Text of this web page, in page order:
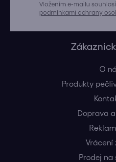
Vložením e-mailu
podmínkami ochrany
O
Produkty
Doprava
Vrácení
Prodej na